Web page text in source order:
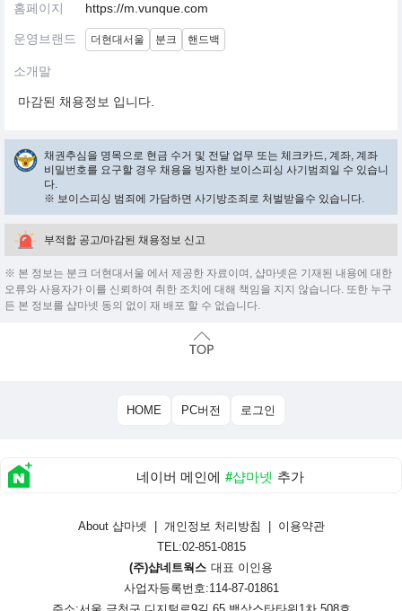
홈페이지 https://m.vunque.com
운영브랜드 더현대서울 분크 핸드백
소개말
마감된 채용정보 입니다.
채권추심을 명목으로 현금 수거 및 전달 업무 또는 체크카드, 계좌, 계좌
비밀번호를 요구할 경우 채용을 빙자한 보이스피싱 사기범죄일 수 있습니
다.
※ 보이스피싱 범죄에 가담하면 사기방조죄로 처벌받을수 있습니다.
부적합 공고/마감된 채용정보 신고
※ 본 정보는 분크 더현대서울 에서 제공한 자료이며, 샵마넷은 기재된 내용에 대한
오류와 사용자가 이를 신뢰하여 취한 조치에 대해 책임을 지지 않습니다. 또한 누구
든 본 정보를 샵마넷 동의 없이 재 배포 할 수 없습니다.
HOME PC버전 로그인
네이버 메인에 #샵마넷 추가
About 샵마넷 개인정보 처리방침
이용약관
TEL:02-851-0815
(주)샵네트웍스 대표 이인용
사업자등록번호:114-87-01861